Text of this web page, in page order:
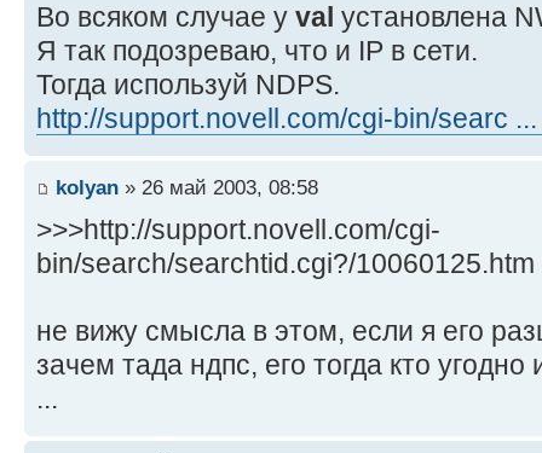
Во всяком случае у val установлена
Я так подозреваю, что и IP в сети.
Тогда используй NDPS.
http://support.novell.com/cgi-bin/searc
kolyan » 26 май 2003, 08:58
>>>http://support.novell.com/cgi-
bin/search/searchtid.cgi?/10060125.htm
не вижу смысла в этом, если я его
зачем тада ндпс, его тогда кто
...